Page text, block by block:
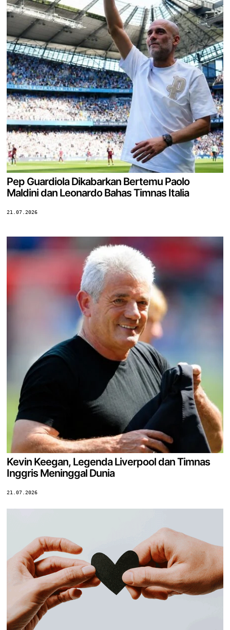
Pep Guardiola Dikabarkan Bertemu Paolo
Maldini dan Leonardo Bahas Timnas Italia
21.07.2026
Kevin Keegan, Legenda Liverpool dan Timnas
Inggris Meninggal Dunia
21.07.2026